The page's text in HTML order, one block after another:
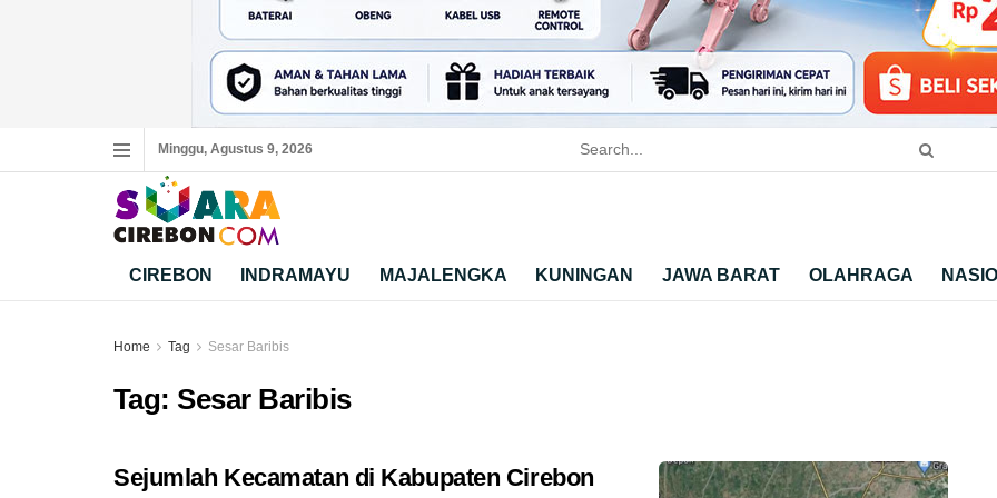
Minggu, Agustus 9, 2026
CIREBON INDRAMAYU MAJALENGKA KUNINGAN JAWA BARAT OLAHRAGA
Home Tag Sesar Baribis
Tag: Sesar Baribis
Sejumlah Kecamatan di Kabupaten Cirebon